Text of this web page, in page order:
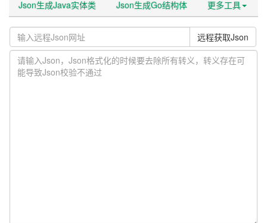
Json生成Java实体类 Json生成Go结构体 更多工具
远程获取Json